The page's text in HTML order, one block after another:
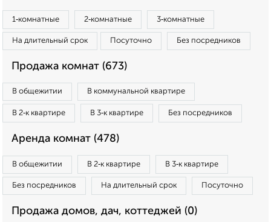
1‑комнатные 2‑комнатные 3‑комнатные
На длительный срок Посуточно Без посредников
Продажа комнат (673)
В общежитии В коммунальной квартире
В 2‑к квартире В 3‑к квартире Без посредников
Аренда комнат (478)
В общежитии В 2‑к квартире В 3‑к квартире
Без посредников На длительный срок Посуточно
Продажа домов, дач, коттеджей (0)